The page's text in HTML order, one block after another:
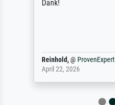
Dank!
Reinhold,@ ProvenExpert
April 22, 2026